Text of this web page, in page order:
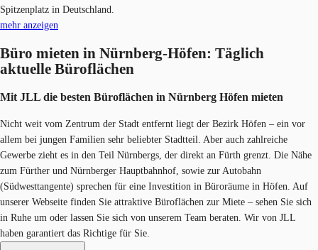
Spitzenplatz in Deutschland.
mehr anzeigen
Büro mieten in Nürnberg-Höfen: Täglich
aktuelle Büroflächen
Mit JLL die besten Büroflächen in Nürnberg Höfen mieten
Nicht weit vom Zentrum der Stadt entfernt liegt der Bezirk Höfen – ein vor
allem bei jungen Familien sehr beliebter Stadtteil. Aber auch zahlreiche
Gewerbe zieht es in den Teil Nürnbergs, der direkt an Fürth grenzt. Die Nähe
zum Fürther und Nürnberger Hauptbahnhof, sowie zur Autobahn
(Südwesttangente) sprechen für eine Investition in Büroräume in Höfen. Auf
unserer Webseite finden Sie attraktive Büroflächen zur Miete – sehen Sie sich
in Ruhe um oder lassen Sie sich von unserem Team beraten. Wir von JLL
haben garantiert das Richtige für Sie.